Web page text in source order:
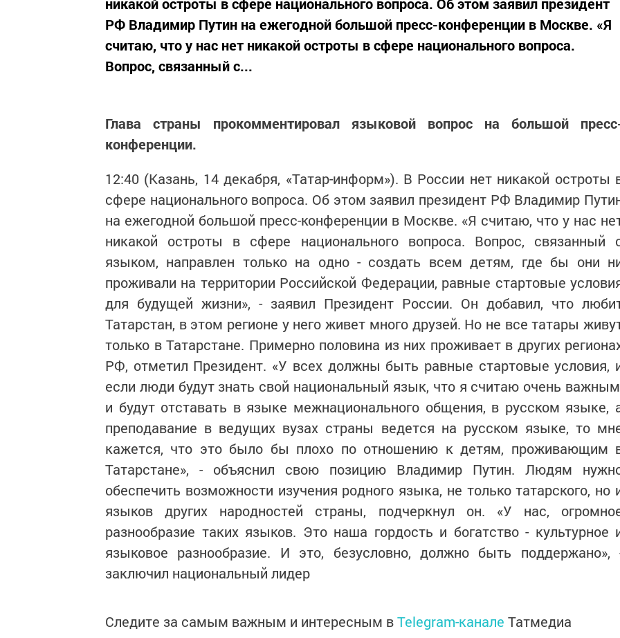
РФ Владимир Путин на ежегодной большой пресс-конференции в Москве. «Я
считаю, что у нас нет никакой остроты в сфере национального вопроса.
Вопрос, связанный с...
Глава страны прокомментировал языковой вопрос на большой
конференции.
12:40 (Казань, 14 декабря, «Татар-информ»). В России нет никакой остроты
сфере национального вопроса. Об этом заявил президент РФ Владимир
на ежегодной большой пресс-конференции в Москве. «Я считаю, что у нас
никакой остроты в сфере национального вопроса. Вопрос, связанный
языком, направлен только на одно - создать всем детям, где бы они
проживали на территории Российской Федерации, равные стартовые
для будущей жизни», - заявил Президент России. Он добавил, что
Татарстан, в этом регионе у него живет много друзей. Но не все татары
только в Татарстане. Примерно половина из них проживает в других
РФ, отметил Президент. «У всех должны быть равные стартовые условия,
если люди будут знать свой национальный язык, что я считаю очень
и будут отставать в языке межнационального общения, в русском языке,
преподавание в ведущих вузах страны ведется на русском языке, то
кажется, что это было бы плохо по отношению к детям, проживающим
Татарстане», - объяснил свою позицию Владимир Путин. Людям
обеспечить возможности изучения родного языка, не только татарского, но
языков других народностей страны, подчеркнул он. «У нас,
разнообразие таких языков. Это наша гордость и богатство - культурное
языковое разнообразие. И это, безусловно, должно быть поддержано»,
заключил национальный лидер
Следите за самым важным и интересным вTelegram-канале Татмедиа